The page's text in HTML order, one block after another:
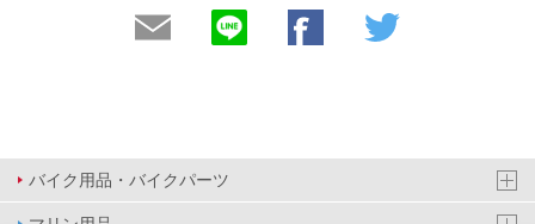
バイク用品・バイクパーツ